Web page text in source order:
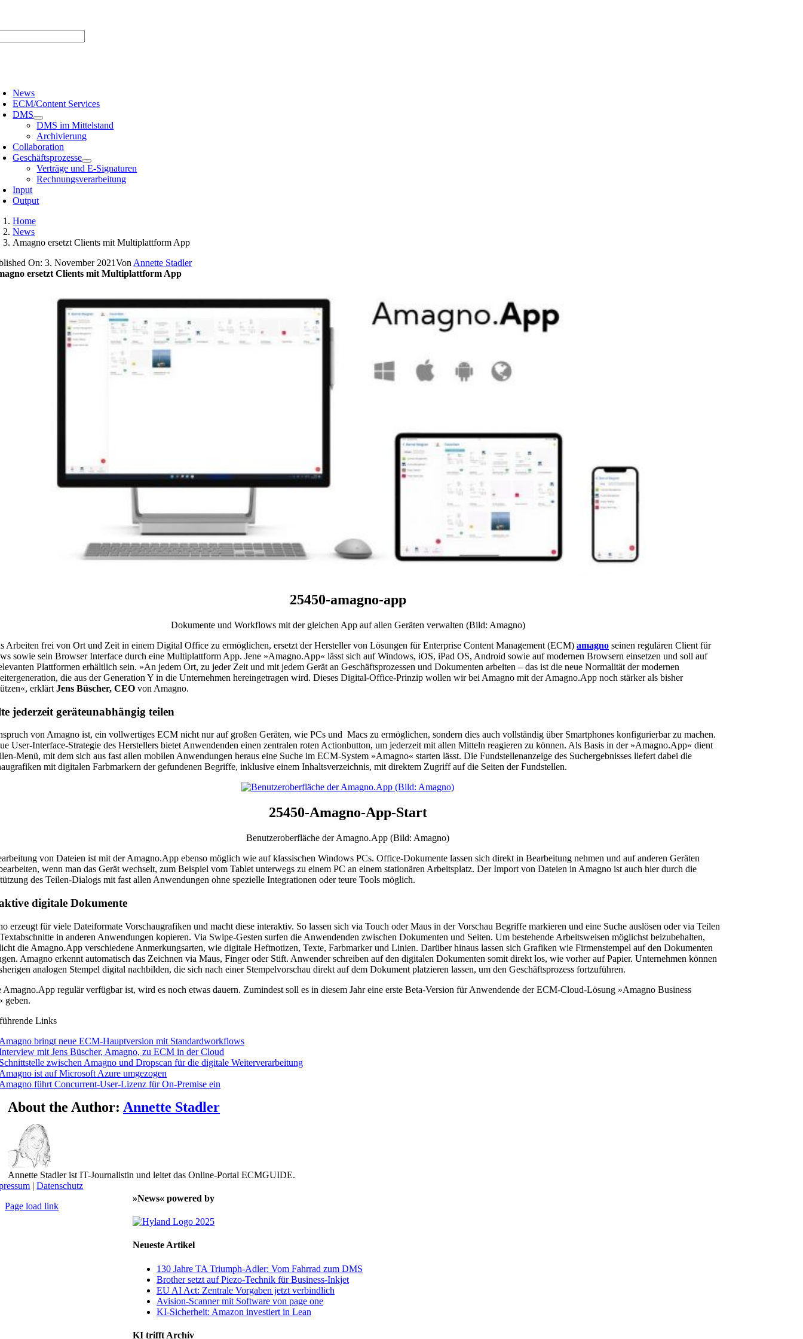
News
ECM/Content Services
DMS
DMS im Mittelstand
Archivierung
Collaboration
Geschäftsprozesse
Verträge und E-Signaturen
Rechnungsverarbeitung
Input
Output
Home
News
Amagno ersetzt Clients mit Multiplattform App
On: 3. November 2021Von Annette Stadler
ersetzt Clients mit Multiplattform App
25450-amagno-app
Dokumente und Workflows mit der gleichen App auf allen Geräten verwalten (Bild: Amagno)
Arbeiten frei von Ort und Zeit in einem Digital Office zu ermöglichen, ersetzt der Hersteller von Lösungen für Enterprise Content Management (ECM)amagno seinen regulären Client für
sowie sein Browser Interface durch eine Multiplattform App. Jene »Amagno.App« lässt sich auf Windows, iOS, iPad OS, Android sowie auf modernen Browsern einsetzen und soll auf
Plattformen erhältlich sein. »An jedem Ort, zu jeder Zeit und mit jedem Gerät an Geschäftsprozessen und Dokumenten arbeiten – das ist die neue Normalität der modernen
die aus der Generation Y in die Unternehmen hereingetragen wird. Dieses Digital-Office-Prinzip wollen wir bei Amagno mit der Amagno.App noch stärker als bisher
erklärtJens Büscher, CEO von Amagno.
jederzeit geräteunabhängig teilen
von Amagno ist, ein vollwertiges ECM nicht nur auf großen Geräten, wie PCs und Macs zu ermöglichen, sondern dies auch vollständig über Smartphones konfigurierbar zu machen.
User-Interface-Strategie des Herstellers bietet Anwendenden einen zentralen roten Actionbutton, um jederzeit mit allen Mitteln reagieren zu können. Als Basis in der »Amagno.App« dient
Menü, mit dem sich aus fast allen mobilen Anwendungen heraus eine Suche im ECM-System »Amagno« starten lässt. Die Fundstellenanzeige des Suchergebnisses liefert dabei die
mit digitalen Farbmarkern der gefundenen Begriffe, inklusive einem Inhaltsverzeichnis, mit direktem Zugriff auf die Seiten der Fundstellen.
25450-Amagno-App-Start
Benutzeroberfläche der Amagno.App (Bild: Amagno)
von Dateien ist mit der Amagno.App ebenso möglich wie auf klassischen Windows PCs. Office-Dokumente lassen sich direkt in Bearbeitung nehmen und auf anderen Geräten
wenn man das Gerät wechselt, zum Beispiel vom Tablet unterwegs zu einem PC an einem stationären Arbeitsplatz. Der Import von Dateien in Amagno ist auch hier durch die
des Teilen-Dialogs mit fast allen Anwendungen ohne spezielle Integrationen oder teure Tools möglich.
digitale Dokumente
erzeugt für viele Dateiformate Vorschaugrafiken und macht diese interaktiv. So lassen sich via Touch oder Maus in der Vorschau Begriffe markieren und eine Suche auslösen oder via Teilen
in anderen Anwendungen kopieren. Via Swipe-Gesten surfen die Anwendenden zwischen Dokumenten und Seiten. Um bestehende Arbeitsweisen möglichst beizubehalten,
die Amagno.App verschiedene Anmerkungsarten, wie digitale Heftnotizen, Texte, Farbmarker und Linien. Darüber hinaus lassen sich Grafiken wie Firmenstempel auf den Dokumenten
Amagno erkennt automatisch das Zeichnen via Maus, Finger oder Stift. Anwender schreiben auf den digitalen Dokumenten somit direkt los, wie vorher auf Papier. Unternehmen können
analogen Stempel digital nachbilden, die sich nach einer Stempelvorschau direkt auf dem Dokument platzieren lassen, um den Geschäftsprozess fortzuführen.
Amagno.App regulär verfügbar ist, wird es noch etwas dauern. Zumindest soll es in diesem Jahr eine erste Beta-Version für Anwendende der ECM-Cloud-Lösung »Amagno Business
geben.
Links
bringt neue ECM-Hauptversion mit Standardworkflows
mit Jens Büscher, Amagno, zu ECM in der Cloud
zwischen Amagno und Dropscan für die digitale Weiterverarbeitung
ist auf Microsoft Azure umgezogen
führt Concurrent-User-Lizenz für On-Premise ein
About the Author: Annette Stadler
Annette Stadler ist IT-Journalistin und leitet das Online-Portal ECMGUIDE.
»News« powered by
Neueste Artikel
130 Jahre TA Triumph-Adler: Vom Fahrrad zum DMS
Brother setzt auf Piezo-Technik für Business-Inkjet
EU AI Act: Zentrale Vorgaben jetzt verbindlich
Avision-Scanner mit Software von page one
KI-Sicherheit: Amazon investiert in Lean
KI trifft Archiv
|Datenschutz
Page load link